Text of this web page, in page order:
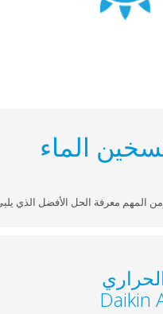
الماء
الحل الأفضل الذي يلبي حاجاتك.